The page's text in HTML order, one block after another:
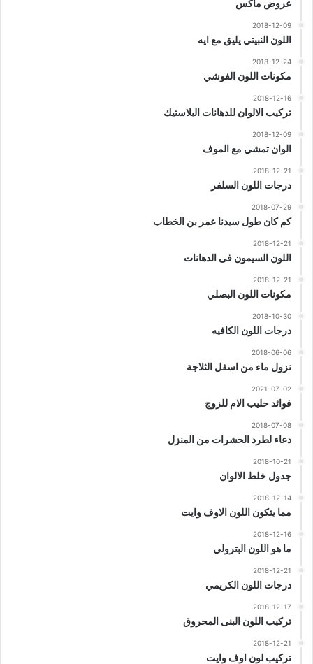
عروض ماكس
2018-12-09
اللون النبيتي يليق مع ايه
2018-12-24
مكونات اللون الفوشي
2018-12-16
تركيب الالوان للدهانات البلاستيك
2018-12-09
الوان تمشي مع الموف
2018-12-21
درجات اللون السلفر
2018-07-29
كم كان طول سيدنا عمر بن الخطاب
2018-12-21
اللون السيمون فى الدهانات
2018-12-21
مكونات اللون البصلي
2018-10-30
درجات اللون الكافيه
2018-06-06
نزول ماء من اسفل الثلاجة
2021-07-02
فوائد حليب الام للزوج
2018-07-08
دعاء لطرد الحشرات من المنزل
2018-10-21
جدول خلط الالوان
2018-12-14
مما يتكون اللون الاوف وايت
2018-12-16
ما هو اللون البترولي
2018-12-21
درجات اللون الكريمي
2018-12-17
تركيب اللون البنى المحروق
2018-12-21
تركيب لون اوف وايت